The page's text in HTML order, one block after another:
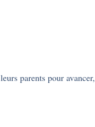
parents pour avancer,